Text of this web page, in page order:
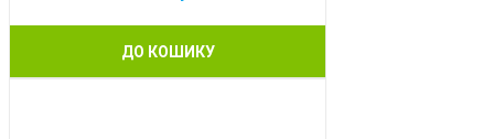
ДО КОШИКУ